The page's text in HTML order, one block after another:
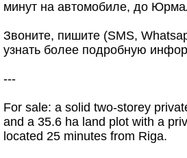
минут на автомобиле, до
Звоните, пишите (SMS,
узнать более подробную
---
For sale: a solid two-storey
and a 35.6 ha land plot with a
located 25 minutes from Riga.